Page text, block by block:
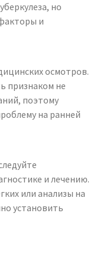
но
и
осмотров.
признаком не
поэтому
на ранней
и лечению.
или анализы на
установить